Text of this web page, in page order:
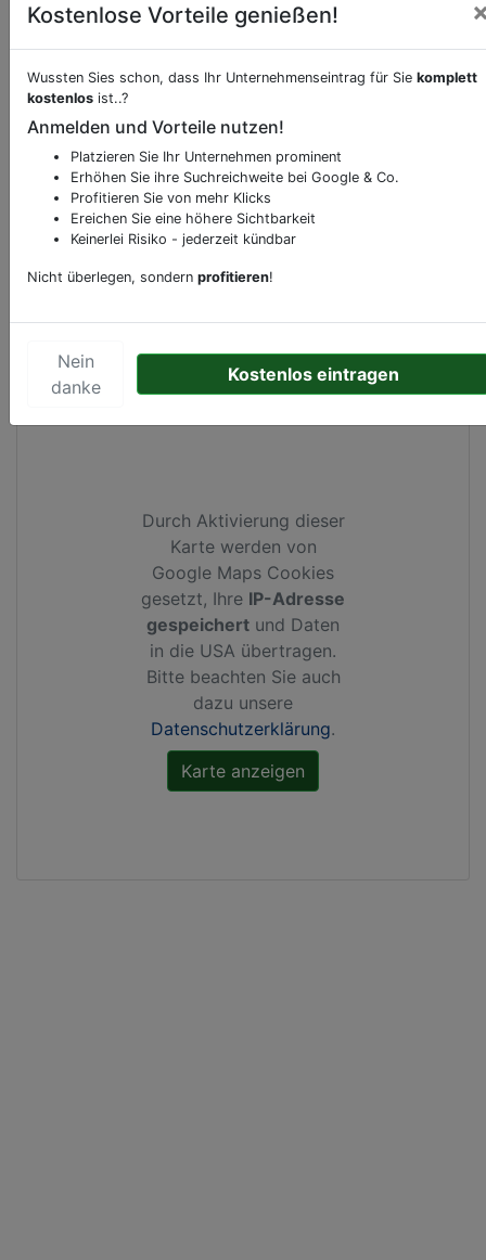
Beschreibung & Services vonHotel
Sie möchten eine Beschreibung, Dienstleistung
oder andere relevante Informationen hinzufügen?
Klicken Sie bittehierum uns zu kontaktieren.
Gerne erweitern wir Ihren Firmeneintrag um
Sonderangebote odere besondere Services, die
Ihren Wettbewerbern abheben.
KartenansichtKarl-Anton-Straße 9inDüsseldorf
Durch Aktivierung dieser
Karte werden von
Google Maps Cookies
gesetzt, Ihre IP-Adresse
gespeichert und Daten
in die USA übertragen.
Bitte beachten Sie auch
dazu unsere
Datenschutzerklärung.
Kostenlose Vorteile genießen!
Wussten Sies schon, dass Ihr Unternehmenseintrag für Sie komplett
kostenlos ist..?
Anmelden und Vorteile nutzen!
Platzieren Sie Ihr Unternehmen prominent
Erhöhen Sie ihre Suchreichweite bei Google & Co.
Profitieren Sie von mehr Klicks
Ereichen Sie eine höhere Sichtbarkeit
Keinerlei Risiko - jederzeit kündbar
Nicht überlegen, sondern profitieren!
Nein
danke
Kostenlos eintragen